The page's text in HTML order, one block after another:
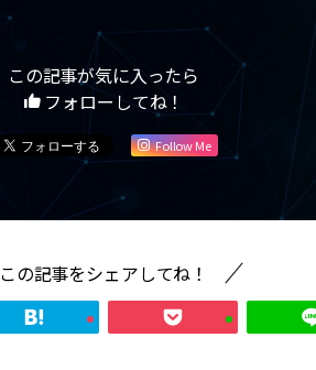
この記事が気に入ったら
フォローしてね！
Follow Me
この記事をシェアしてね！